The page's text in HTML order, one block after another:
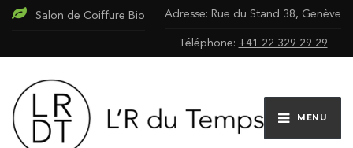
Salon de Coiffure Bio Adresse: Rue du Stand 38, Genève
Téléphone: +41 22 329 29 29
MENU